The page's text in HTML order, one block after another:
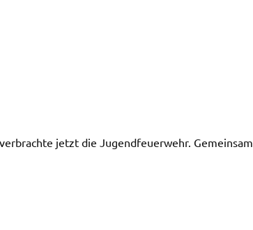
jetzt die Jugendfeuerwehr. Gemeinsam